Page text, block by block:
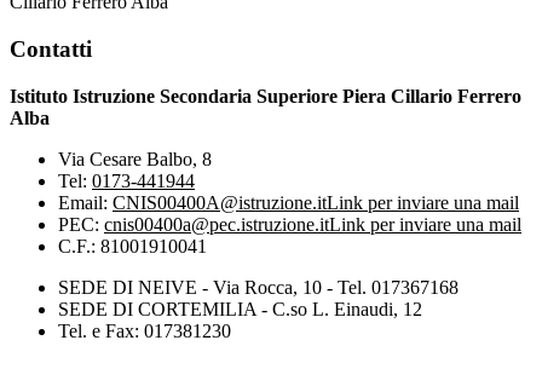
Contatti
Istituto Istruzione Secondaria Superiore Piera Cillario Ferrero
Alba
Via Cesare Balbo, 8
Tel: 0173-441944
Email: CNIS00400A@istruzione.itLink per inviare una mail
PEC: cnis00400a@pec.istruzione.itLink per inviare una mail
C.F.: 81001910041
SEDE DI NEIVE - Via Rocca, 10 - Tel. 017367168
SEDE DI CORTEMILIA - C.so L. Einaudi, 12
Tel. e Fax: 017381230